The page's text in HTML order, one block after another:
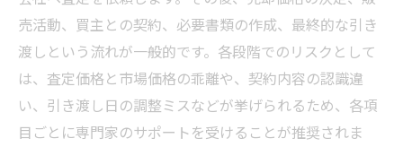
売活動、買主との契約、必要書類の作成、最終的な引き
渡しという流れが一般的です。各段階でのリスクとして
は、査定価格と市場価格の乖離や、契約内容の認識違
い、引き渡し日の調整ミスなどが挙げられるため、各項
目ごとに専門家のサポートを受けることが推奨されま